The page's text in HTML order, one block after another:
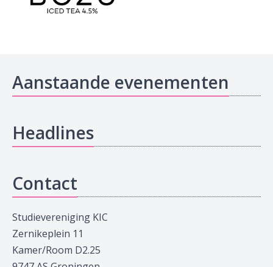
Aanstaande evenementen
Headlines
Contact
Studievereniging KIC
Zernikeplein 11
Kamer/Room D2.25